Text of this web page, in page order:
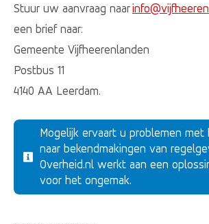
Stuur uw aanvraag naar
een brief naar:
Gemeente Vijfheerenlanden
Postbus 11
4140 AA Leerdam.
Mogelijk ervaart u problemen met
naar bekendmakingen van
Overheid.nl werkt aan een
voor het ongemak.